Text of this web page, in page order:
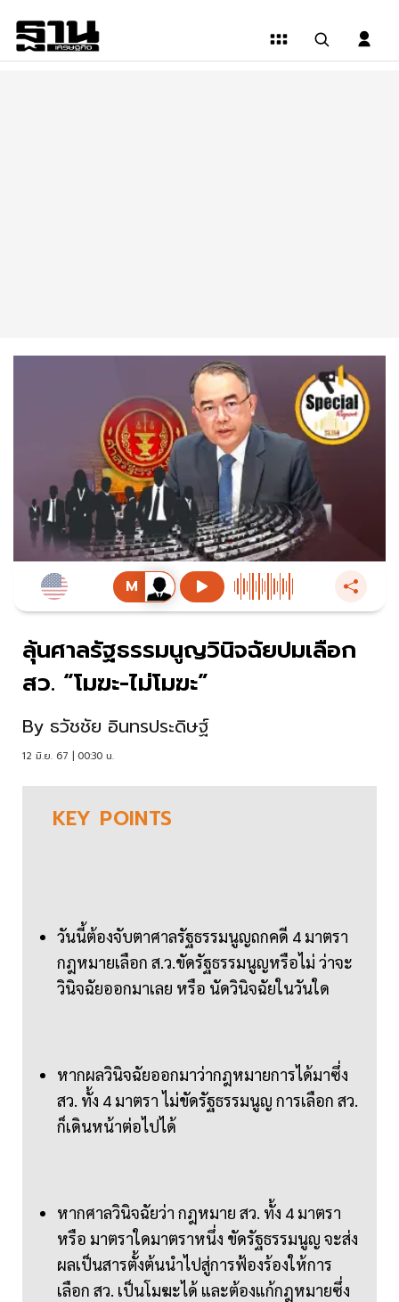
ลุ้นศาลรัฐธรรมนูญวินิจฉัยปมเลือก
สว. “โมฆะ-ไม่โมฆะ”
By ธวัชชัย อินทรประดิษฐ์
12 มิ.ย. 67 | 00:30 น.
KEY POINTS
วันนี้ต้องจับตาศาลรัฐธรรมนูญถกคดี 4 มาตรา
กฎหมายเลือก ส.ว.ขัดรัฐธรรมนูญหรือไม่ ว่าจะ
วินิจฉัยออกมาเลย หรือ นัดวินิจฉัยในวันใด
หากผลวินิจฉัยออกมาว่ากฎหมายการได้มาซึ่ง
สว. ทั้ง 4 มาตรา ไม่ขัดรัฐธรรมนูญ การเลือก สว.
ก็เดินหน้าต่อไปได้
หากศาลวินิจฉัยว่า กฎหมาย สว. ทั้ง 4 มาตรา
หรือ มาตราใดมาตราหนึ่ง ขัดรัฐธรรมนูญ จะส่ง
ผลเป็นสารตั้งต้นนำไปสู่การฟ้องร้องให้การ
เลือก สว. เป็นโมฆะได้ และต้องแก้กฎหมายซึ่ง